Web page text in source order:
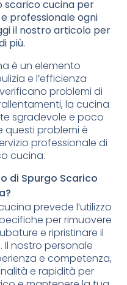
scarico cucina per
professionale ogni
il nostro articolo per
più.
è un elemento
e l’efficienza
problemi di
la cucina
sgradevole e poco
questi problemi è
professionale di
cucina.
di Spurgo Scarico
prevede l’utilizzo
per rimuovere
e ripristinare il
Il nostro personale
e competenza,
e rapidità per